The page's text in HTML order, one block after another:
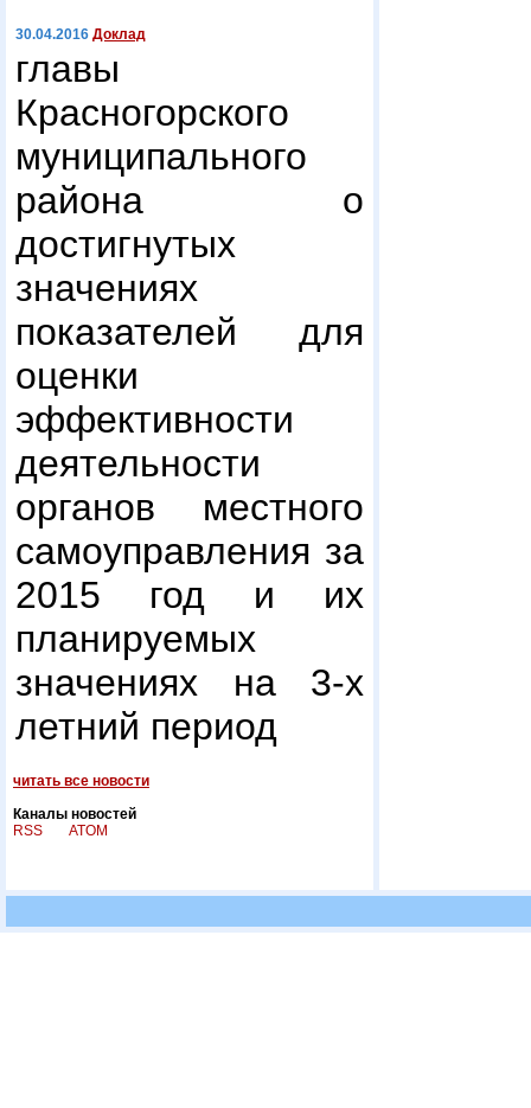
30.04.2016 Доклад
главы
Красногорского
муниципального
района о
достигнутых
значениях
показателей для
оценки
эффективности
деятельности
органов местного
самоуправления за
2015 год и их
планируемых
значениях на 3-х
летний период
читать все новости
Каналы новостей
RSS
ATOM